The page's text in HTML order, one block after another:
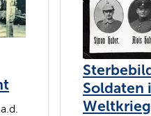
Soldaten
Weltkrieg